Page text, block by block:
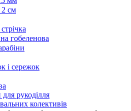
2 см
гобеленова
і сережок
рукоділля
колективів